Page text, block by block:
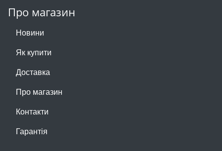
Про магазин
Новини
Як купити
Доставка
Про магазин
Контакти
Гарантія